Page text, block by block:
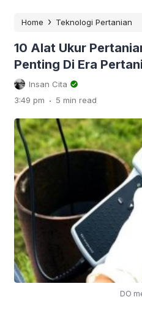
Home › Teknologi Pertanian
10 Alat Ukur
Penting Di Era
Insan Cita
3:49 pm . 5 min read
DO